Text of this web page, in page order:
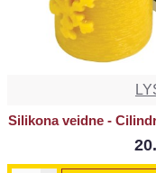
Silikona veidne -